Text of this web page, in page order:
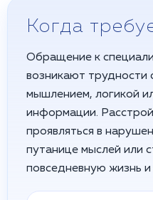
Когда
Обращение к
возникают трудности
мышлением, логикой
информации.
проявляться в
путанице мыслей или
повседневную жизнь